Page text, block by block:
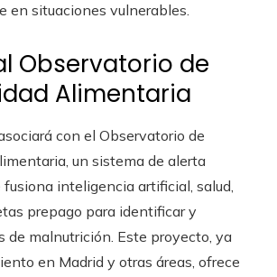
en situaciones vulnerables.
Observatorio de
Alimentaria
con el Observatorio de
un sistema de alerta
inteligencia artificial, salud,
prepago para identificar y
de malnutrición. Este proyecto, ya
en Madrid y otras áreas, ofrece